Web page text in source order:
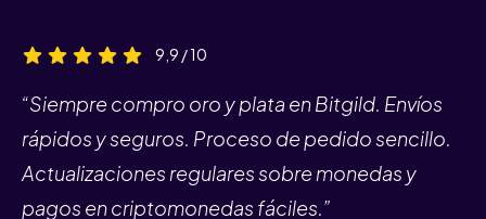
9,9 / 10
“Siempre compro oro y plata en Bitgild. Envíos
rápidos y seguros. Proceso de pedido sencillo.
Actualizaciones regulares sobre monedas y
pagos en criptomonedas fáciles.”